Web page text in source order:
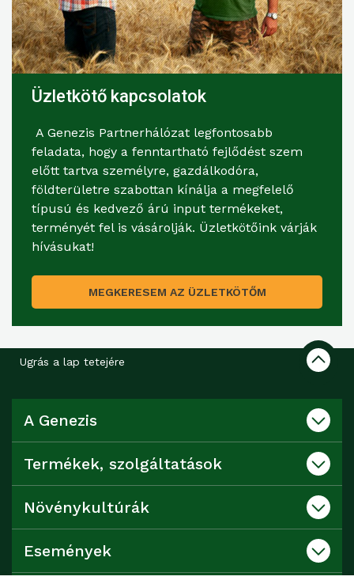
Üzletkötő kapcsolatok
A Genezis Partnerhálózat legfontosabb
feladata, hogy a fenntartható fejlődést szem
előtt tartva személyre, gazdálkodóra,
földterületre szabottan kínálja a megfelelő
típusú és kedvező árú input termékeket,
terményét fel is vásárolják. Üzletkötőink várják
hívásukat!
MEGKERESEM AZ ÜZLETKÖTŐM
Ugrás a lap tetejére
A Genezis
Termékek, szolgáltatások
Növénykultúrák
Események